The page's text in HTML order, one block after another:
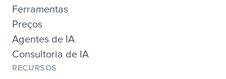
Ferramentas
Preços
Agentes de IA
Consultoria de IA
RECURSOS